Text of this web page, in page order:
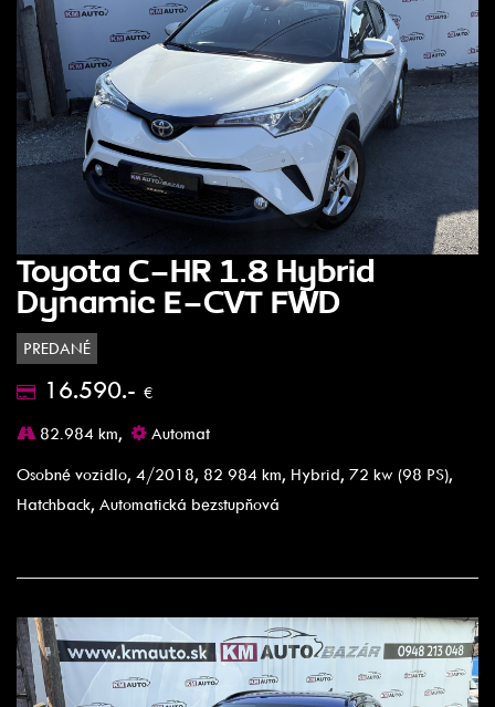
Toyota C-HR 1.8 Hybrid
Dynamic E-CVT FWD
PREDANÉ
16.590.- €
82.984 km,
Automat
Osobné vozidlo, 4/2018, 82 984 km, Hybrid, 72 kw (98 PS),
Hatchback, Automatická bezstupňová